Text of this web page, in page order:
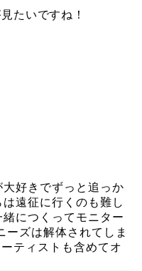
たいですね！
好きでずっと追っか
遠征に行くのも難し
につくってモニター
ーズは解体されてしま
ティストも含めてオ